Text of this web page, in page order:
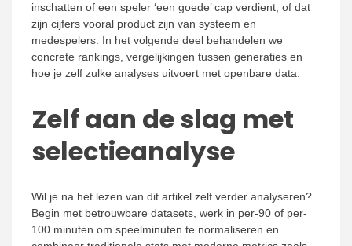
inschatten of een speler ‘een goede’ cap verdient, of dat
zijn cijfers vooral product zijn van systeem en
medespelers. In het volgende deel behandelen we
concrete rankings, vergelijkingen tussen generaties en
hoe je zelf zulke analyses uitvoert met openbare data.
Zelf aan de slag met
selectieanalyse
Wil je na het lezen van dit artikel zelf verder analyseren?
Begin met betrouwbare datasets, werk in per-90 of per-
100 minuten om speelminuten te normaliseren en